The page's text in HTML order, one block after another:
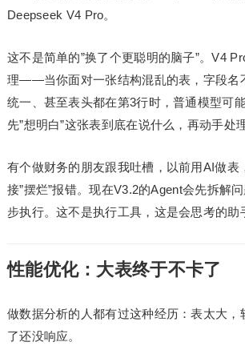
Deepseek V4 Pro。
这不是简单的”换了个更聪明的脑子”。V4
理——当你面对一张结构混乱的表，字段名
统一、甚至表头都在第3行时，普通模型可
先”想明白”这张表到底在说什么，再动手处理
有个做财务的朋友跟我吐槽，以前用AI做表
接”摆烂”报错。现在V3.2的Agent会先拆解
步执行。这不是执行工具，这是会思考的助
性能优化：大表终于不卡了
做数据分析的人都有过这种经历：表太大，
了还没响应。